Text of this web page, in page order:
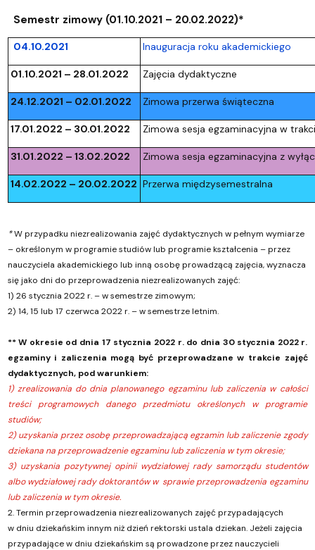
Semestr zimowy (01.10.2021 – 20.02.2022)*
04.10.2021 Inauguracja roku akademickiego
01.10.2021 – 28.01.2022 Zajęcia dydaktyczne
24.12.2021 – 02.01.2022 Zimowa przerwa świąteczna
17.01.2022 – 30.01.2022 Zimowa sesja egzaminacyjna w
31.01.2022 – 13.02.2022 Zimowa sesja egzaminacyjna z
14.02.2022 – 20.02.2022 Przerwa międzysemestralna
*W przypadku niezrealizowania zajęć dydaktycznych w pełnym wymiarze
– określonym w programie studiów lub programie kształcenia – przez
nauczyciela akademickiego lub inną osobę prowadzącą zajęcia, wyznacza
się jako dni do przeprowadzenia niezrealizowanych zajęć:
1) 26 stycznia 2022 r. – w semestrze zimowym;
2) 14, 15 lub 17 czerwca 2022 r. – w semestrze letnim.
** W okresie od dnia 17 stycznia 2022 r. do dnia 30 stycznia 2022 r.
egzaminy i zaliczenia mogą być przeprowadzane w trakcie zajęć
dydaktycznych, pod warunkiem:
1) zrealizowania do dnia planowanego egzaminu lub zaliczenia w całości
treści programowych danego przedmiotu określonych w programie
studiów;
2) uzyskania przez osobę przeprowadzającą egzamin lub zaliczenie zgody
dziekana na przeprowadzenie egzaminu lub zaliczenia w tym okresie;
3) uzyskania pozytywnej opinii wydziałowej rady samorządu studentów
albo wydziałowej rady doktorantów w sprawie przeprowadzenia egzaminu
lub zaliczenia w tym okresie.
2. Termin przeprowadzenia niezrealizowanych zajęć przypadających
w dniu dziekańskim innym niż dzień rektorski ustala dziekan. Jeżeli zajęcia
przypadające w dniu dziekańskim są prowadzone przez nauczycieli